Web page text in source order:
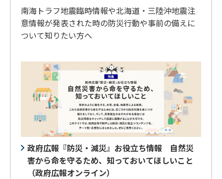
南海トラフ地震臨時情報や北海道・三陸沖地震注
意情報が発表された時の防災行動や事前の備えに
ついて知りたい方へ
政府広報『防災・減災』お役立ち情報 自然災
害から命を守るため、知っておいてほしいこと
（政府広報オンライン）